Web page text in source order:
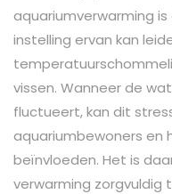
aquariumverwarming
instelling ervan kan
vissen. Wanneer de
fluctueert, kan dit
aquariumbewoners en
beïnvloeden. Het is
verwarming